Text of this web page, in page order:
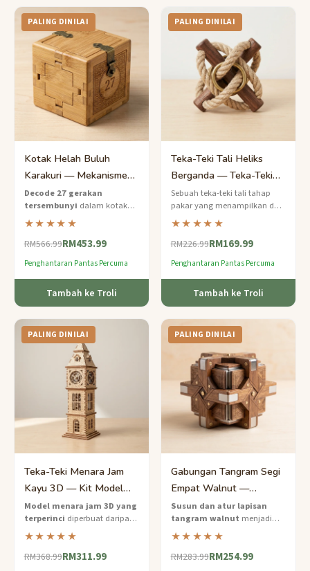
PALING DINILAI
Kotak Helah Buluh
Karakuri — Mekanisme
27 Langkah Tahap Pakar
Decode 27 gerakan
tersembunyi dalam kotak
helah buluh Karakuri yang
dinilai pakar ini — gabungan
kejuruteraan teka-teki Jepun
★★★★★
RM566.99RM453.99
Penghantaran Pantas Percuma
Tambah ke Troli
PALING DINILAI
Teka-Teki Tali Heliks
Berganda — Teka-Teki
Tali Berpintal Tahap
Pakar
Sebuah teka-teki tali tahap
pakar yang menampilkan dua
tali hemp yang saling
berpintal mengelilingi dowel
walnut — bolehkah anda
★★★★★
RM226.99RM169.99
Penghantaran Pantas Percuma
Tambah ke Troli
PALING DINILAI
Teka-Teki Menara Jam
Kayu 3D — Kit Model
Seni Bina
Model menara jam 3D yang
terperinci diperbuat daripada
kayu bass yang disahkan
mesra alam yang memberi
ganjaran kepada pembina
★★★★★
RM368.99RM311.99
PALING DINILAI
Gabungan Tangram Segi
Empat Walnut —
Cabaran Pelbagai
Lapisan Pakar
Susun dan atur lapisan
tangram walnut menjadi
segi empat yang sempurna —
teka-teki pelbagai dimensi
tahap pakar untuk peminat
★★★★★
RM283.99RM254.99